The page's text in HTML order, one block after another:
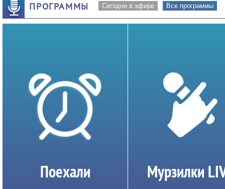
ПРОГРАММЫ Сегодня в эфире Все программы
Поехали Мурзилки